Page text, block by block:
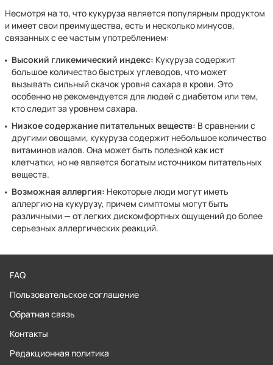
Несмотря на то, что кукуруза является популярным продуктом
и имеет свои преимущества, есть и несколько минусов,
связанных с ее частым употреблением:
Высокий гликемический индекс: Кукуруза содержит
большое количество быстрых углеводов, что может
вызывать сильный скачок уровня сахара в крови. Это
особенно не рекомендуется для людей с диабетом или тем,
кто следит за уровнем сахара.
Низкое содержание питательных веществ: В сравнении с
другими овощами, кукуруза содержит небольшое количество
витаминов иалов. Она может быть полезной как ист
клетчатки, но не является богатым источником питательных
веществ.
Возможная аллергия: Некоторые люди могут иметь
аллергию на кукурузу, причем симптомы могут быть
различными — от легких дискомфортных ощущений до более
серьезных аллергических реакций.
FAQ
Пользовательское соглашение
Обратная связь
Контакты
Редакционная политика